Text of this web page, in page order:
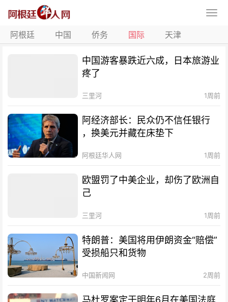
阿根廷 中国 侨务 国际 天津
中国游客暴跌近六成，日本旅游业
疼了
三里河 1周前
阿经济部长：民众仍不信任银行
，换美元并藏在床垫下
阿根廷华人网 1周前
欧盟罚了中美企业，却伤了欧洲自
己
三里河 1周前
特朗普：美国将用伊朗资金“赔偿”
受损船只和货物
中国新闻网 2周前
马杜罗案定于明年6月在美国法庭